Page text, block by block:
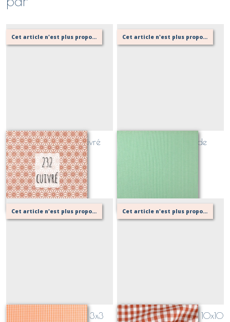
Cet article n'est plus proposé, retournez au menu principal ou contactez moi!
tissu coton 232 cuivré
Sur demande
Cet article n'est plus proposé, retournez au menu principal ou contactez moi!
seersucker vert jade
Cet article n'est plus proposé, retournez au menu principal ou contactez moi!
coton vichy orange 3x3
Cet article n'est plus proposé, retournez au menu principal ou contactez moi!
coton vichy terracotta 10x10